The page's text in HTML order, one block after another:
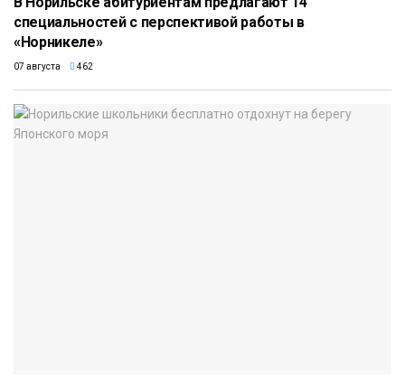
специальностей с перспективой работы в
«Норникеле»
07 августа 462